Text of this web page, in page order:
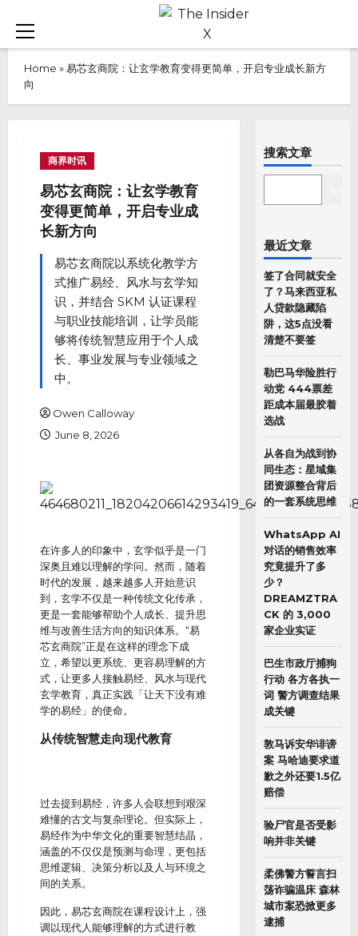
content
Primary
Home »易芯玄商院：让玄学教育变得更简单，开启专业成长新方
向
商界时讯
易芯玄商院：让玄学教育
变得更简单，开启专业成
长新方向
易芯玄商院以系统化教学方
式推广易经、风水与玄学知
识，并结合 SKM 认证课程
与职业技能培训，让学员能
够将传统智慧应用于个人成
长、事业发展与专业领域之
中。
Owen Calloway
June 8, 2026
在许多人的印象中，玄学似乎是一门
深奥且难以理解的学问。然而，随着
时代的发展，越来越多人开始意识
到，玄学不仅是一种传统文化传承，
更是一套能够帮助个人成长、提升思
维与改善生活方向的知识体系。“易
芯玄商院”正是在这样的理念下成
立，希望以更系统、更容易理解的方
式，让更多人接触易经、风水与现代
玄学教育，真正实践「让天下没有难
学的易经」的使命。
从传统智慧走向现代教育
过去提到易经，许多人会联想到艰深
难懂的古文与复杂理论。但实际上，
易经作为中华文化的重要智慧结晶，
涵盖的不仅仅是预测与命理，更包括
思维逻辑、决策分析以及人与环境之
间的关系。
因此，易芯玄商院在课程设计上，强
调以现代人能够理解的方式进行教
搜索文章
最近文章
签了合同就安全
了？马来西亚私
人贷款隐藏陷
阱，这5点没看
清楚不要签
勒巴马华险胜行
动党 444票差
距成本届最胶着
选战
从各自为战到协
同生态：星域集
团资源整合背后
的一套系统思维
WhatsApp AI
对话的销售效率
究竟提升了多
少？
DREAMZTRA
CK 的 3,000
家企业实证
巴生市政厅捕狗
行动 各方各执一
词 警方调查结果
成关键
敦马诉安华诽谤
案 马哈迪要求道
歉之外还要1.5亿
赔偿
验尸官是否受影
响并非关键
柔佛警方誓言扫
荡诈骗温床 森林
城市案恐掀更多
逮捕